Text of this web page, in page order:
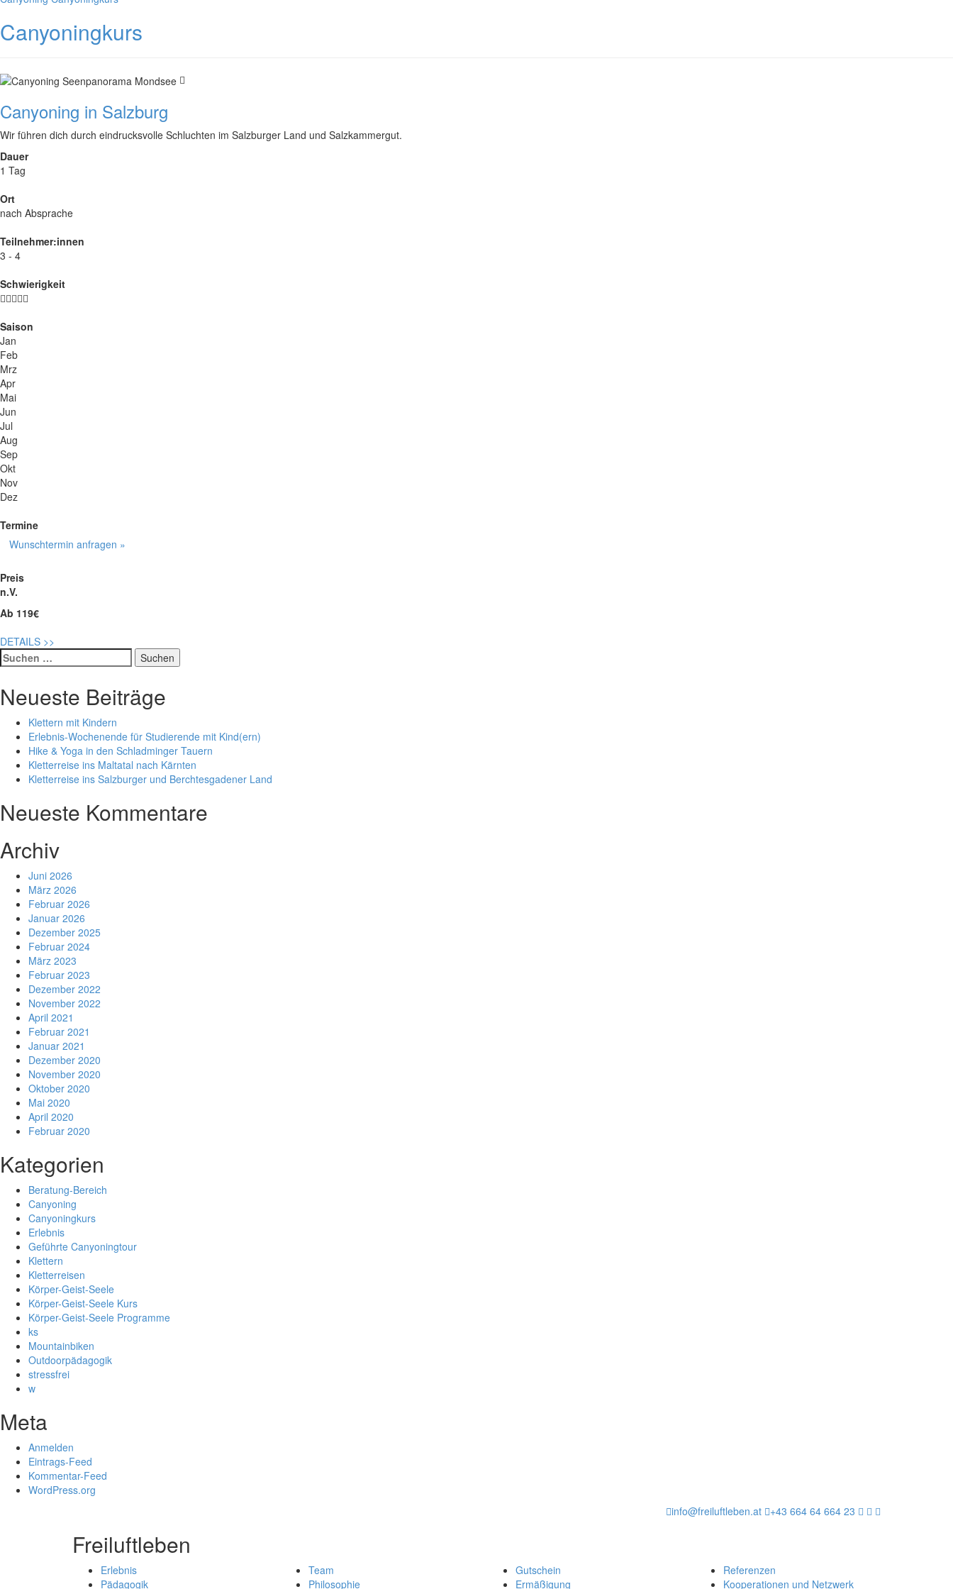
Canyoningkurs
Canyoning in Salzburg
Wir führen dich durch eindrucksvolle Schluchten im Salzburger Land und Salzkammergut.
Dauer
1 Tag
Ort
nach Absprache
Teilnehmer:innen
3 - 4
Schwierigkeit
Saison
Jan
Feb
Mrz
Apr
Mai
Jun
Jul
Aug
Sep
Okt
Nov
Dez
Termine
Wunschtermin anfragen »
Preis
n.V.
Ab 119€
DETAILS >>
Suche
nach:
Neueste Beiträge
Klettern mit Kindern
Erlebnis-Wochenende für Studierende mit Kind(ern)
Hike & Yoga in den Schladminger Tauern
Kletterreise ins Maltatal nach Kärnten
Kletterreise ins Salzburger und Berchtesgadener Land
Neueste Kommentare
Archiv
Juni 2026
März 2026
Februar 2026
Januar 2026
Dezember 2025
Februar 2024
März 2023
Februar 2023
Dezember 2022
November 2022
April 2021
Februar 2021
Januar 2021
Dezember 2020
November 2020
Oktober 2020
Mai 2020
April 2020
Februar 2020
Kategorien
Beratung-Bereich
Canyoning
Canyoningkurs
Erlebnis
Geführte Canyoningtour
Klettern
Kletterreisen
Körper-Geist-Seele
Körper-Geist-Seele Kurs
Körper-Geist-Seele Programme
ks
Mountainbiken
Outdoorpädagogik
stressfrei
w
Meta
Anmelden
Eintrags-Feed
Kommentar-Feed
WordPress.org
info@freiluftleben.at
+43 664 64 664 23
Freiluftleben
Erlebnis
Pädagogik
Team
Philosophie
Gutschein
Ermäßigung
Referenzen
Kooperationen und Netzwerk